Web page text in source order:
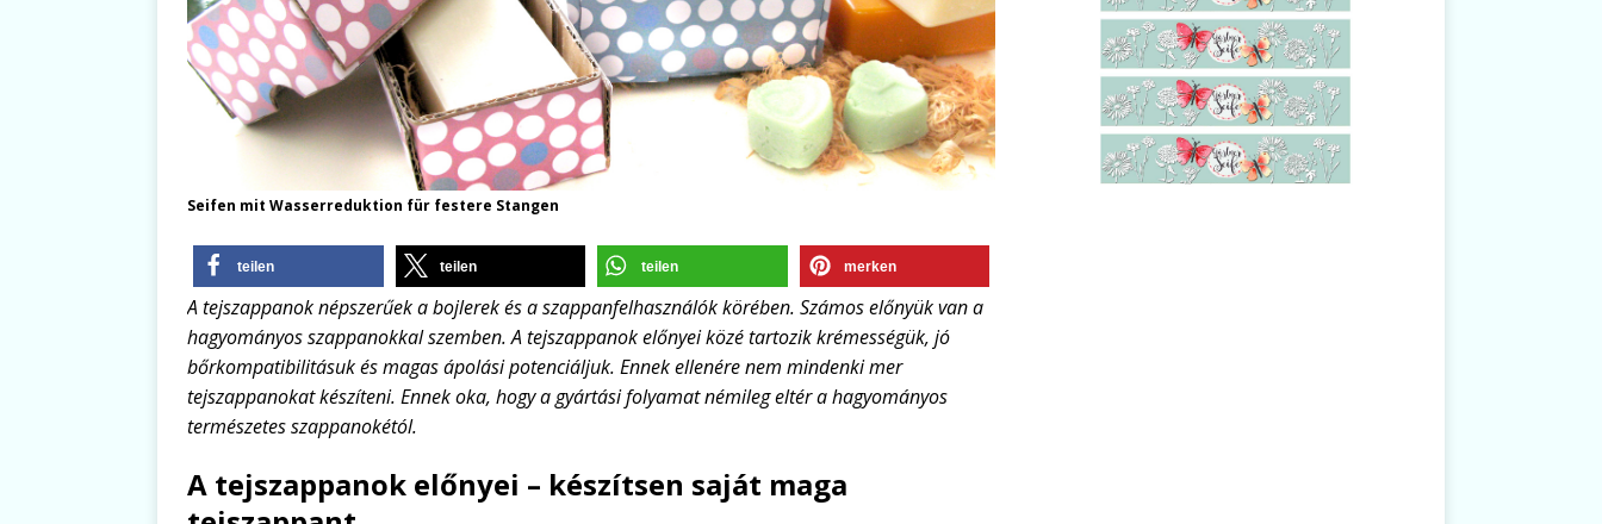
Seifen mit Wasserreduktion für festere Stangen
teilen teilen teilen merken
A tejszappanok népszerűek a bojlerek és a szappanfelhasználók körében. Számos előnyük van a
hagyományos szappanokkal szemben. A tejszappanok előnyei közé tartozik krémességük, jó
bőrkompatibilitásuk és magas ápolási potenciáljuk. Ennek ellenére nem mindenki mer
tejszappanokat készíteni. Ennek oka, hogy a gyártási folyamat némileg eltér a hagyományos
természetes szappanokétól.
A tejszappanok előnyei – készítsen saját maga